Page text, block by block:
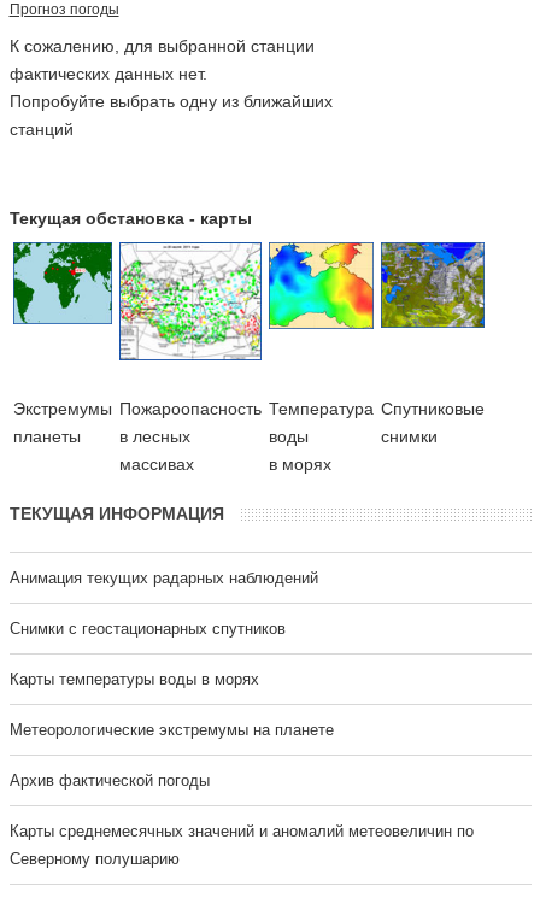
Прогноз погоды
К сожалению, для выбранной станции
фактических данных нет.
Попробуйте выбрать одну из ближайших
станций
Текущая обстановка - карты
Экстремумы
планеты
Пожароопасность
в лесных
массивах
Температура
воды
в морях
Cпутниковые
снимки
ТЕКУЩАЯ ИНФОРМАЦИЯ
Анимация текущих радарных наблюдений
Cнимки с геостационарных спутников
Карты температуры воды в морях
Метеорологические экстремумы на планете
Архив фактической погоды
Карты среднемесячных значений и аномалий метеовеличин по
Северному полушарию